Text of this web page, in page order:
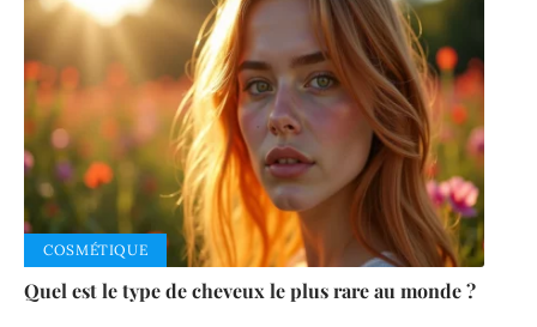
COSMÉTIQUE
Quel est le type de cheveux le plus rare au monde ?